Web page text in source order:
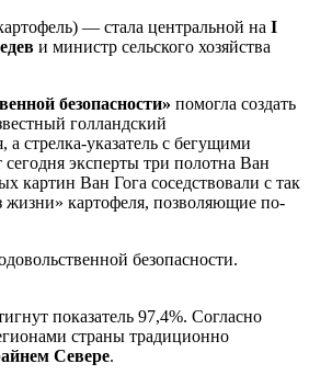
— стала центральной на I
и министр сельского хозяйства
безопасности» помогла создать
голландский
стрелка-указатель с бегущими
эксперты три полотна Ван
картин Ван Гога соседствовали с так
жизни» картофеля, позволяющие по-
безопасности.
показатель 97,4%. Согласно
страны традиционно
Севере.